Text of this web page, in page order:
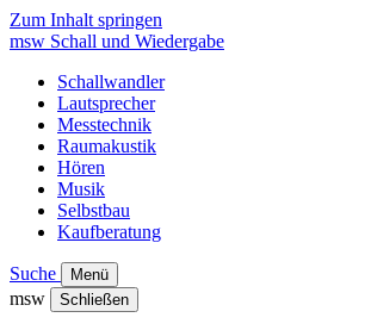
Zum Inhalt springen
msw Schall und Wiedergabe
Schallwandler
Lautsprecher
Messtechnik
Raumakustik
Hören
Musik
Selbstbau
Kaufberatung
Suche Menü
msw Schließen